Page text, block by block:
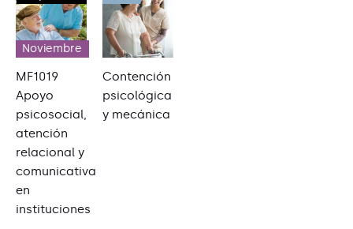
Noviembre
MF1019
Apoyo
psicosocial,
atención
relacional y
comunicativa
en
instituciones
Contención
psicológica
y mecánica